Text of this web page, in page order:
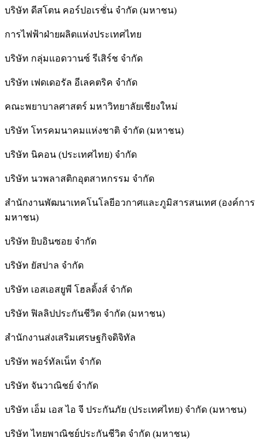
บริษัท ดีสโตน คอร์ปอเรชั่น จำกัด (มหาชน)
การไฟฟ้าฝ่ายผลิตแห่งประเทศไทย
บริษัท กลุ่มแอดวานซ์ รีเสิร์ช จำกัด
บริษัท เฟดเดอรัล อีเลคตริค จำกัด
คณะพยาบาลศาสตร์ มหาวิทยาลัยเชียงใหม่
บริษัท โทรคมนาคมแห่งชาติ จำกัด (มหาชน)
บริษัท นิคอน (ประเทศไทย) จำกัด
บริษัท นวพลาสติกอุตสาหกรรม จำกัด
สำนักงานพัฒนาเทคโนโลยีอวกาศและภูมิสารสนเทศ (องค์การ
มหาชน)
บริษัท ยิบอินซอย จำกัด
บริษัท ยัสปาล จำกัด
บริษัท เอสเอสยูพี โฮลดิ้งส์ จำกัด
บริษัท ฟิลลิปประกันชีวิต จำกัด (มหาชน)
สํานักงานส่งเสริมเศรษฐกิจดิจิทัล
บริษัท พอร์ทัลเน็ท จำกัด
บริษัท จันวาณิชย์ จำกัด
บริษัท เอ็ม เอส ไอ จี ประกันภัย (ประเทศไทย) จำกัด (มหาชน)
บริษัท ไทยพาณิชย์ประกันชีวิต จำกัด (มหาชน)